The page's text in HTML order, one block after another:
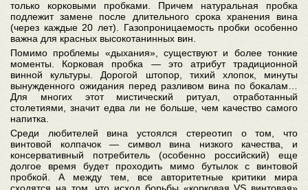
только корковыми пробками. Причем натуральная пробка
подлежит замене после длительного срока хранения вина
(через каждые 20 лет). Газопроницаемость пробки особенно
важна для красных высокотанинных вин.
Помимо проблемы «дыхания», существуют и более тонкие
моменты. Корковая пробка — это атрибут традиционной
винной культуры. Дорогой штопор, тихий хлопок, минуты
вынужденного ожидания перед разливом вина по бокалам…
Для многих этот мистический ритуал, отработанный
столетиями, значит едва ли не больше, чем качество самого
напитка.
Среди любителей вина устоялся стереотип о том, что
винтовой колпачок — символ вина низкого качества, и
консервативный потребитель (особенно российский) еще
долгое время будет проходить мимо бутылок с винтовой
пробкой. А между тем, все авторитетные критики мира